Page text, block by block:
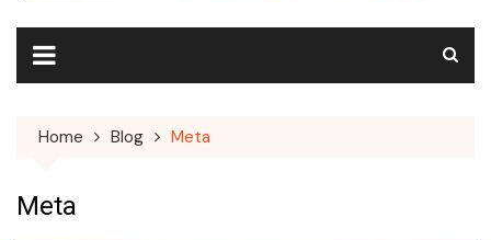
Home Blog Meta
Meta